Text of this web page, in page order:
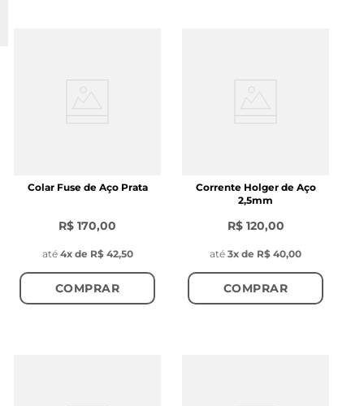
Colar Fuse de Aço Prata
R$ 170,00
até 4x de R$ 42,50
COMPRAR
Corrente Holger de Aço
2,5mm
R$ 120,00
até 3x de R$ 40,00
COMPRAR